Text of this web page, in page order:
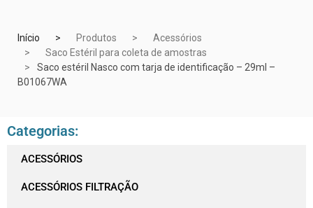
Início Produtos
Acessórios
Saco Estéril para coleta de amostras
Saco estéril Nasco com tarja de identificação – 29ml –
B01067WA
Categorias:
ACESSÓRIOS
ACESSÓRIOS FILTRAÇÃO